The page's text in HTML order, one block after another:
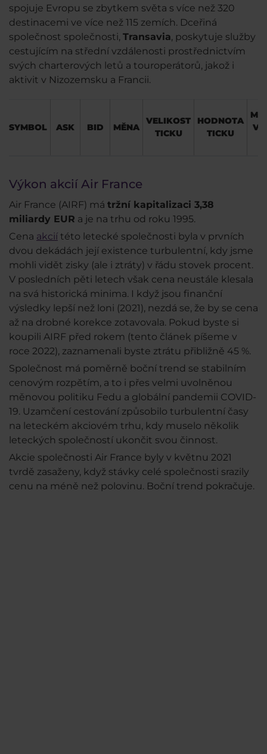
spojuje Evropu se zbytkem světa s více než 320
destinacemi ve více než 115 zemích. Dceřiná
společnost společnosti, Transavia, poskytuje služby
cestujícím na střední vzdálenosti prostřednictvím
svých charterových letů a touroperátorů, jakož i
aktivit v Nizozemsku a Francii.
SYMBOL ASK BID MĚNA
VELIKOST
TICKU
HODNOTA
TICKU
Výkon akcií Air France
Air France (AIRF) má tržní kapitalizaci 3,38
miliardy EUR a je na trhu od roku 1995.
Cena akcií této letecké společnosti byla v prvních
dvou dekádách její existence turbulentní, kdy jsme
mohli vidět zisky (ale i ztráty) v řádu stovek procent.
V posledních pěti letech však cena neustále klesala
na svá historická minima. I když jsou finanční
výsledky lepší než loni (2021), nezdá se, že by se cena
až na drobné korekce zotavovala. Pokud byste si
koupili AIRF před rokem (tento článek píšeme v
roce 2022), zaznamenali byste ztrátu přibližně 45 %.
Společnost má poměrně boční trend se stabilním
cenovým rozpětím, a to i přes velmi uvolněnou
měnovou politiku Fedu a globální pandemii COVID-
19. Uzamčení cestování způsobilo turbulentní časy
na leteckém akciovém trhu, kdy muselo několik
leteckých společností ukončit svou činnost.
Akcie společnosti Air France byly v květnu 2021
tvrdě zasaženy, když stávky celé společnosti srazily
cenu na méně než polovinu. Boční trend pokračuje.